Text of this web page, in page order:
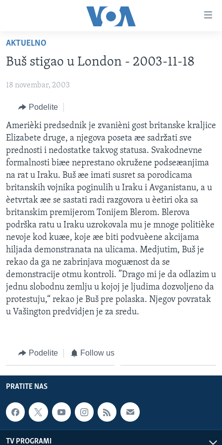
glavni
sadržaj
na
navigaciju
Idi
na
pretragu
AMERIKA
BALKAN
GLOBALNE TEME
EKONOMIJA
NAUKA I TEHNOLOGIJA
MEDICINA
KULTURA
DRUŠTVO
SPORT
INTERVJU
TV PROGRAM
OTVORENI STUDIO
IZ AMERIKE
Learning English
PRATITE NAS
Jezici
AKTUELNO
Buš stigao u London - 2003-11-18
18 novembar, 2003
Podelite
Amerièki predsednik je zvanièni gost britanske kraljice
Elizabete druge, a njegova poseta æe sadržati sve
prednosti i nedostatke takvog statusa. Svakodnevne
formalnosti biæe neprestano okružene podseæanjima
na rat u Iraku. Buš æe imati susret sa porodicama
britanskih vojnika poginulih u Iraku i Avganistanu, a u
èetvrtak æe se sastati radi razgovora u èetiri oka sa
britanskim premijerom Tonijem Blerom. Blerova
podrška ratu u Iraku uzrokovala mu je mnoge politièke
nevoje kod kuæe, koje æe biti podvuèene akcijama
hiljada demonstranata na ulicama. Medjutim, Buš je
rekao da ga ne zabrinjava moguænost da se
demonstracije otmu kontroli. ”Drago mi je da odlazim u
jednu slobodnu zemlju u kojoj je ljudima dozvoljeno da
protestuju,“ rekao je Buš pre polaska. Njegov povratak
u Vašington predvidjen je za sredu.
Podelite Follow us
PRATITE NAS
TV PROGRAMI